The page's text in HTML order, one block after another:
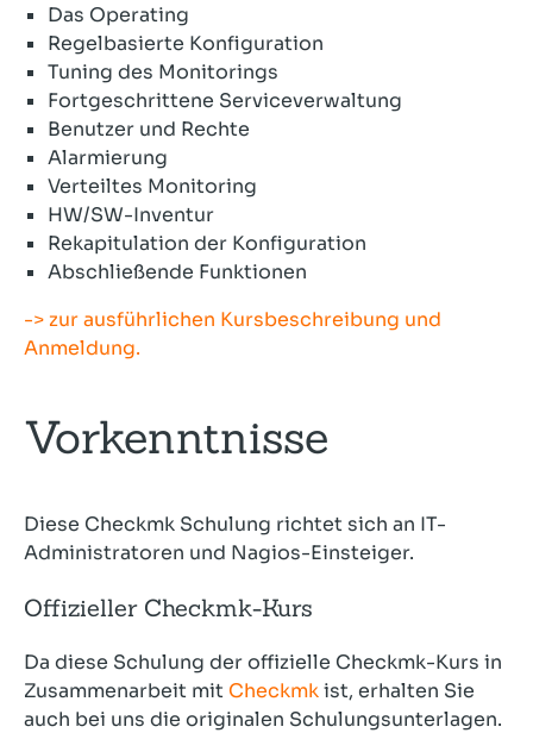
Das Operating
Regelbasierte Konfiguration
Tuning des Monitorings
Fortgeschrittene Serviceverwaltung
Benutzer und Rechte
Alarmierung
Verteiltes Monitoring
HW/SW-Inventur
Rekapitulation der Konfiguration
Abschließende Funktionen
-> zur ausführlichen Kursbeschreibung und
Anmeldung.
Vorkenntnisse
Diese Checkmk Schulung richtet sich an IT-
Administratoren und Nagios-Einsteiger.
Offizieller Checkmk-Kurs
Da diese Schulung der offizielle Checkmk-Kurs in
Zusammenarbeit mit Checkmkist, erhalten Sie
auch bei uns die originalen Schulungsunterlagen.